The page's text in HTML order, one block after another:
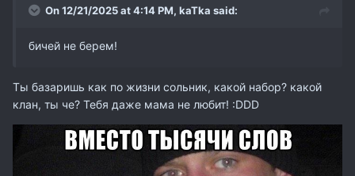
On 12/21/2025 at 4:14 PM, kaTka said:
бичей не берем!
Ты базаришь как по жизни сольник, какой набор? какой
клан, ты че? Тебя даже мама не любит! :DDD